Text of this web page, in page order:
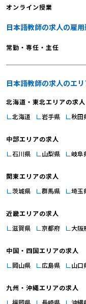
説明会で教職員と話すこと
スタートさせましょう！ 教育に集中できる環境、充実したワークライフバラン
ス、そして何より学生の成
採用説明会にご参加いただき
ォームから入力できない方
い。 👉長沼スクール 12月22日(月)14時説明会予約 次回の開催日程：2025年
学校施設見学、個別相談 開催場所: 長沼スクール 東京日本語学校 〒150-
0036 東京都渋谷区南平台町１６−２６ 最寄り駅： 渋谷
り 説明会でお会いできることを心より楽しみにしています！ 最後に、紹介動
オンライン授業
日本語教師の求人の雇
常勤・専任・主任
日本語教師の求人のエ
北海道・東北エリアの求人
北海道
岩手県 秋田
中部エリアの求人
石川県
山梨県 岐阜
関東エリアの求人
茨城県
群馬県 埼玉
近畿エリアの求人
滋賀県
京都府 大阪
中国・四国エリアの求人
岡山県
広島県 山口
九州・沖縄エリアの求人